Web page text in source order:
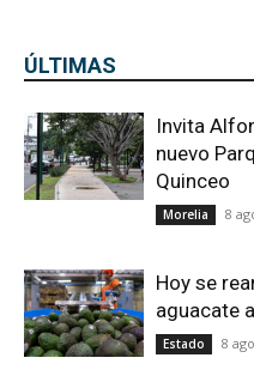
ÚLTIMAS
Invita
nuevo
Quinceo
Morelia 8
Hoy se
aguacate
Estado 8